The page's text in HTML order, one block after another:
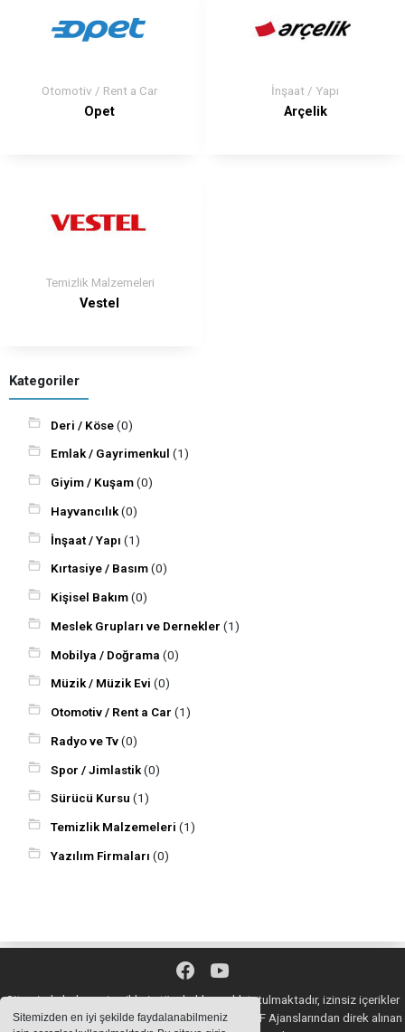
Sitemizden en iyi şekilde faydalanabilmeniz
Otomotiv / Rent a Car
Opet
İnşaat / Yapı
Arçelik
Temizlik Malzemeleri
Vestel
Kategoriler
Deri / Köse(0)
Emlak / Gayrimenkul(1)
Giyim / Kuşam(0)
Hayvancılık(0)
İnşaat / Yapı(1)
Kırtasiye / Basım(0)
Kişisel Bakım(0)
Meslek Grupları ve Dernekler(1)
Mobilya / Doğrama(0)
Müzik / Müzik Evi(0)
Otomotiv / Rent a Car(1)
Radyo ve Tv(0)
Spor / Jimlastik(0)
Sürücü Kursu(1)
Temizlik Malzemeleri(1)
Yazılım Firmaları(0)
Sitemizde bulunan içeriklerin tüm hakları saklı tutulmaktadır, izinsiz içerikler
kullanılamaz. Copyright 2020© AA, İHA, DHA, İGF Ajanslarından direk alınan